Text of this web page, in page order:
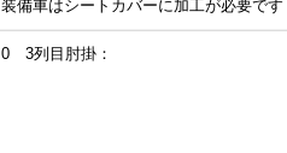
備車はシートカバーに加工が必要です
0 3列目肘掛：